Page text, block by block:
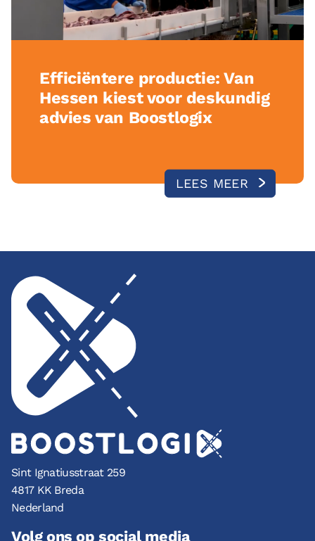
Efficiëntere productie: Van
Hessen kiest voor deskundig
advies van Boostlogix
LEES MEER
Sint Ignatiusstraat 259
4817 KK Breda
Nederland
Volg ons op social media